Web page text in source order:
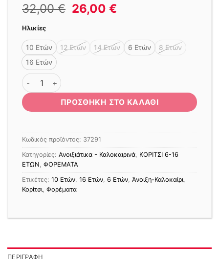
32,00€ Original
price
32,00 €.
26,00€
είναι:
26,00 €.
Ηλικίες
10 Ετών 12 Ετών 14 Ετών 6 Ετών
8 Ετών
16 Ετών
ΦΟΡΕΜΑ EXOTIC ΠΕΤΡΟΛ - ΦΛΟΡΑΛ ποσότητα
ΠΡΟΣΘΉΚΗ ΣΤΟ ΚΑΛΆΘΙ
Κωδικός προϊόντος: 37291
Κατηγορίες: Ανοιξιάτικα - Καλοκαιρινά ΚΟΡΙΤΣΙ 6-16
ΕΤΩΝ ΦΟΡΕΜΑΤΑ
Ετικέτες: 10 Ετών 16 Ετών 6 Ετών Άνοιξη-Καλοκαίρι
Κορίτσι Φορέματα
ΠΕΡΙΓΡΑΦΉ